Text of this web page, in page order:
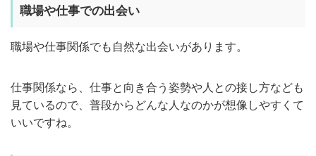
職場や仕事での出会い
職場や仕事関係でも自然な出会いがあります。
仕事関係なら、仕事と向き合う姿勢や人との接し方なども
見ているので、普段からどんな人なのかが想像しやすくて
いいですね。